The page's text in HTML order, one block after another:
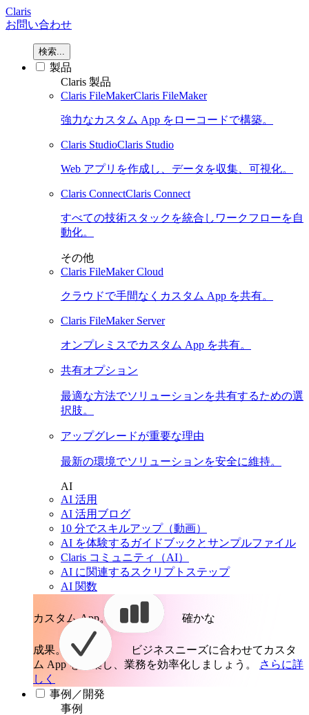
Claris
お問い合わせ
検索...
製品
Claris 製品
Claris FileMakerClaris FileMaker
強力なカスタム App をローコードで構築。
Claris StudioClaris Studio
Web アプリを作成し、データを収集、可視化。
Claris ConnectClaris Connect
すべての技術スタックを統合しワークフローを自
動化。
その他
Claris FileMaker Cloud
クラウドで手間なくカスタム App を共有。
Claris FileMaker Server
オンプレミスでカスタム App を共有。
共有オプション
最適な方法でソリューションを共有するための選
択肢。
アップグレードが重要な理由
最新の環境でソリューションを安全に維持。
AI
AI 活用
AI 活用ブログ
10 分でスキルアップ（動画）
AI を体験するガイドブックとサンプルファイル
Claris コミュニティ（AI）
AI に関連するスクリプトステップ
AI 関数
カスタム App。 確かな
成果。
ビジネスニーズに合わせてカスタ
ム App を構築し、業務を効率化しましょう。
さらに詳
しく
事例／開発
事例